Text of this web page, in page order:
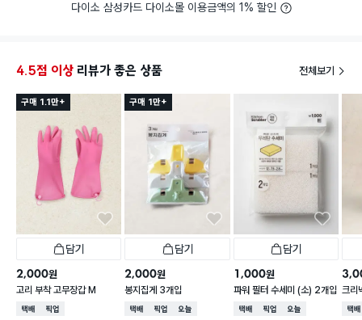
다이소 삼성카드 다이소몰 이용금액의 1% 할인
4.5점 이상 리뷰가 좋은 상품 전체보기
구매 1.1만+
담기
2,000원
고리 부착 고무장갑 M
택배배송매장픽업
구매 1만+
담기
2,000원
봉지집게 3개입
택배배송매장픽업오늘배송
담기
1,000원
파워 필터 수세미 (소) 2개입
택배배송매장픽업오늘배송
크리
주
택배